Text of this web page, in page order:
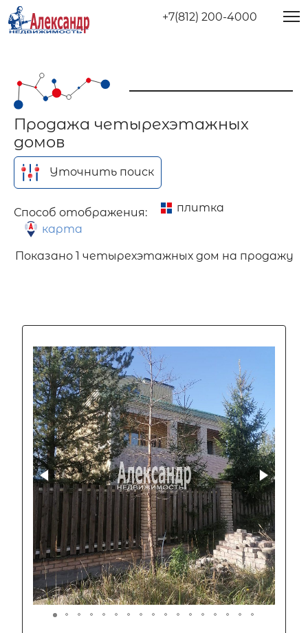
+7(812) 200-4000
Продажа четырехэтажных
домов
Уточнить поиск
Способ отображения:
плитка
карта
Показано 1 четырехэтажных дом на продажу